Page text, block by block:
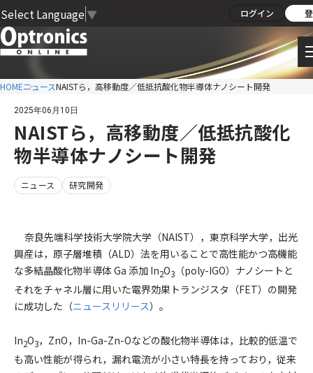
Select Language ▼ ログイン
HOMEニュースNAISTら，高移動度／低抵抗酸化物半導体ナノシート開発
2025年06月10日
NAISTら，高移動度／低抵抗酸化
物半導体ナノシート開発
ニュース 研究開発
奈良先端科学技術大学院大学（NAIST），東京科学大学，出光
興産は，原子層堆積（ALD）法を用いることで高性能かつ高機能
な多結晶酸化物半導体 Ga 添加 In2O3 （poly-IGO）ナノシートと
それをチャネル層に用いた電界効果トランジスタ（FET）の開発
に成功した（ニュースリリース）。
In2O3，ZnO，In-Ga-Zn-Oなどの酸化物半導体は，比較的低温で
も高い性能が得られ，漏れ電流が小さい特長を持っており，従来